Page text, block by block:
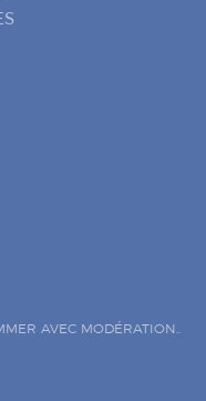
AVEC MODÉRATION..